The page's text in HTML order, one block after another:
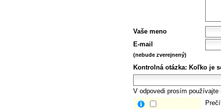
Vaše meno
E-mail
(nebude zverejnený)
Kontrolná otázka: Koľko je
V odpovedi prosím